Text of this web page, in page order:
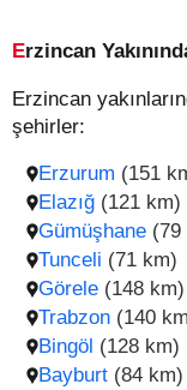
Erzincan
Erzincan
şehirler:
Erzurum (151
Trabzon (140
Elazığ (121 km)
Bingöl (128 km)
Gümüşhane (79
Bayburt (84 km)
Tunceli (71 km)
Görele (148 km)